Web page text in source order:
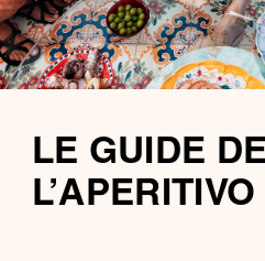
LE GUIDE DE
L’APERITIVO